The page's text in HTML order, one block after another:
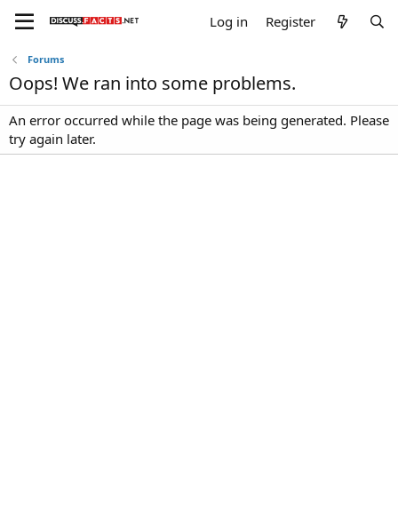
Log in Register
Forums
Oops! We ran into some problems.
An error occurred while the page was being generated. Please
try again later.